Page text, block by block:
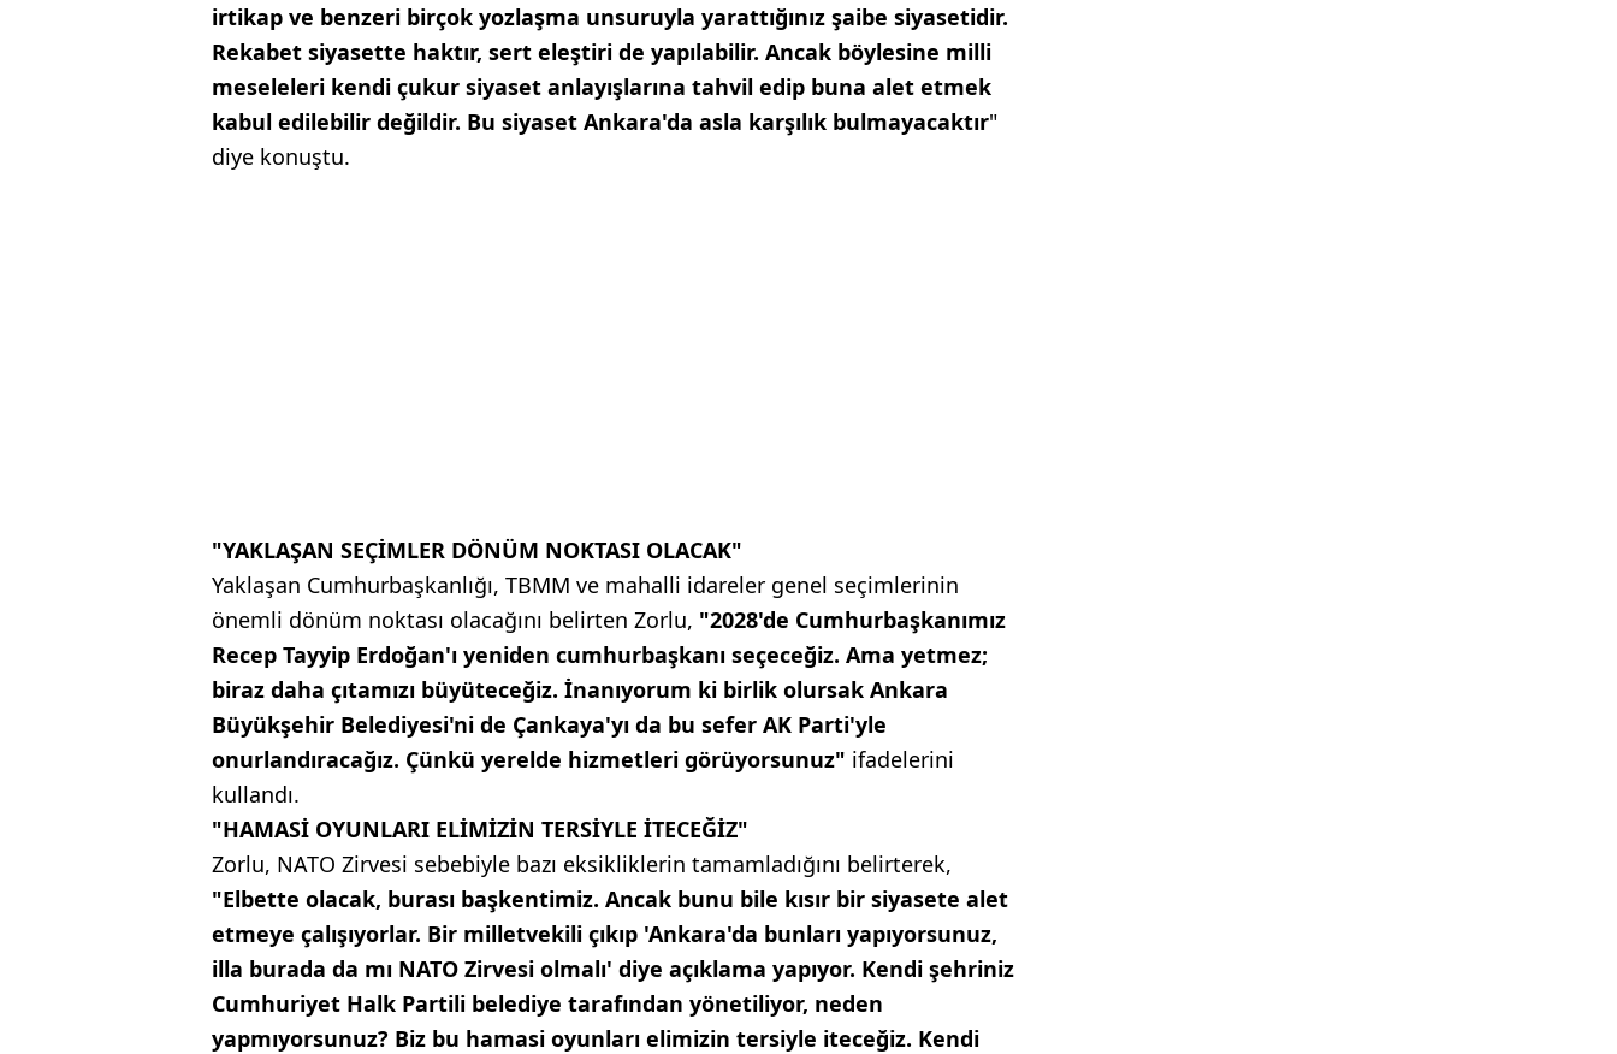
irtikap ve benzeri birçok yozlaşma unsuruyla yarattığınız şaibe siyasetidir.
Rekabet siyasette haktır, sert eleştiri de yapılabilir. Ancak böylesine milli
meseleleri kendi çukur siyaset anlayışlarına tahvil edip buna alet etmek
kabul edilebilir değildir. Bu siyaset Ankara'da asla karşılık bulmayacaktır"
diye konuştu.
"YAKLAŞAN SEÇİMLER DÖNÜM NOKTASI OLACAK"
Yaklaşan Cumhurbaşkanlığı, TBMM ve mahalli idareler genel seçimlerinin
önemli dönüm noktası olacağını belirten Zorlu, "2028'de Cumhurbaşkanımız
Recep Tayyip Erdoğan'ı yeniden cumhurbaşkanı seçeceğiz. Ama yetmez;
biraz daha çıtamızı büyüteceğiz. İnanıyorum ki birlik olursak Ankara
Büyükşehir Belediyesi'ni de Çankaya'yı da bu sefer AK Parti'yle
onurlandıracağız. Çünkü yerelde hizmetleri görüyorsunuz" ifadelerini
kullandı.
"HAMASİ OYUNLARI ELİMİZİN TERSİYLE İTECEĞİZ"
Zorlu, NATO Zirvesi sebebiyle bazı eksikliklerin tamamladığını belirterek,
"Elbette olacak, burası başkentimiz. Ancak bunu bile kısır bir siyasete alet
etmeye çalışıyorlar. Bir milletvekili çıkıp 'Ankara'da bunları yapıyorsunuz,
illa burada da mı NATO Zirvesi olmalı' diye açıklama yapıyor. Kendi şehriniz
Cumhuriyet Halk Partili belediye tarafından yönetiliyor, neden
yapmıyorsunuz? Biz bu hamasi oyunları elimizin tersiyle iteceğiz. Kendi